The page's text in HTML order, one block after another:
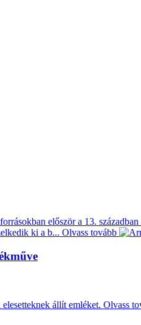
először a 13.
ki a b... Olvass tovább
állít emléket. Olvass